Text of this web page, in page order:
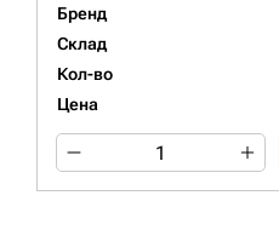
Бренд
Склад
Кол-во
Цена